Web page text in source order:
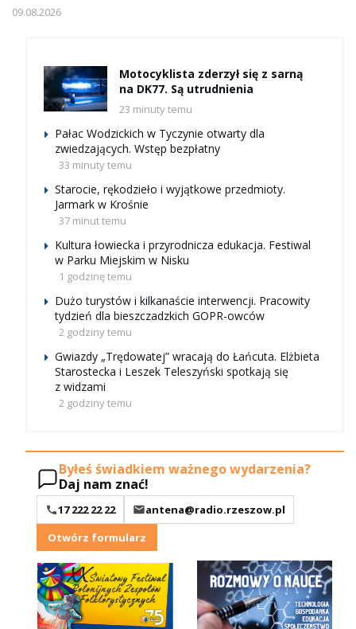
09.08.2026
Motocyklista zderzył się z sarną
na DK77. Są utrudnienia
23 minuty temu
Pałac Wodzickich w Tyczynie otwarty dla
zwiedzających. Wstęp bezpłatny
33 minuty temu
Starocie, rękodzieło i wyjątkowe przedmioty.
Jarmark w Krośnie
37 minut temu
Kultura łowiecka i przyrodnicza edukacja. Festiwal
w Parku Miejskim w Nisku
1 godzinę temu
Dużo turystów i kilkanaście interwencji. Pracowity
tydzień dla bieszczadzkich GOPR-owców
2 godziny temu
Gwiazdy „Trędowatej” wracają do Łańcuta. Elżbieta
Starostecka i Leszek Teleszyński spotkają się
z widzami
2 godziny temu
Byłeś świadkiem ważnego wydarzenia?
Daj nam znać!
17 222 22 22
antena@radio.rzeszow.pl
Otwórz formularz